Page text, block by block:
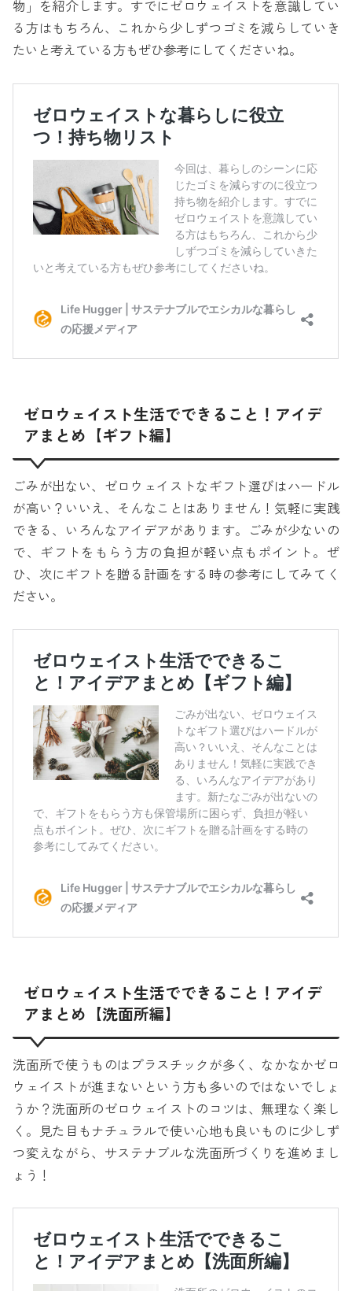
物」を紹介します。すでにゼロウェイストを意識してい
る方はもちろん、これから少しずつゴミを減らしていき
たいと考えている方もぜひ参考にしてくださいね。
ゼロウェイスト生活でできること！アイデ
アまとめ【ギフト編】
ごみが出ない、ゼロウェイストなギフト選びはハードル
が高い？いいえ、そんなことはありません！気軽に実践
できる、いろんなアイデアがあります。ごみが少ないの
で、ギフトをもらう方の負担が軽い点もポイント。ぜ
ひ、次にギフトを贈る計画をする時の参考にしてみてく
ださい。
ゼロウェイスト生活でできること！アイデ
アまとめ【洗面所編】
洗面所で使うものはプラスチックが多く、なかなかゼロ
ウェイストが進まないという方も多いのではないでしょ
うか？洗面所のゼロウェイストのコツは、無理なく楽し
く。見た目もナチュラルで使い心地も良いものに少しず
つ変えながら、サステナブルな洗面所づくりを進めまし
ょう！